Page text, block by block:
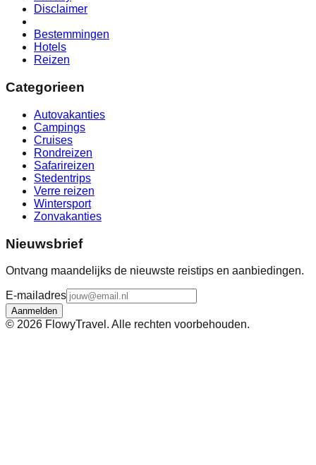
Disclaimer
Bestemmingen
Hotels
Reizen
Categorieen
Autovakanties
Campings
Cruises
Rondreizen
Safarireizen
Stedentrips
Verre reizen
Wintersport
Zonvakanties
Nieuwsbrief
Ontvang maandelijks de nieuwste reistips en aanbiedingen.
E-mailadres
Aanmelden
© 2026 FlowyTravel. Alle rechten voorbehouden.